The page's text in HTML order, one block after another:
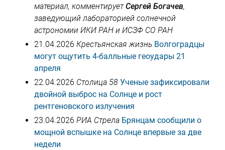
материал, комментируетСергей Богачев,
заведующий лабораторией солнечной
астрономии ИКИ РАН и ИСЗФ СО РАН
21.04.2026 Крестьянская жизнь Волгоградцы
могут ощутить 4-балльные геоудары 21
апреля
22.04.2026 Столица 58 Ученые зафиксировали
двойной выброс на Солнце и рост
рентгеновского излучения
23.04.2026 РИА Стрела Брянцам сообщили о
мощной вспышке на Солнце впервые за две
недели